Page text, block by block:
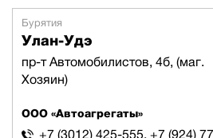
Бурятия
Улан-Удэ
пр-т Автомобилистов, 4б, (маг.
Хозяин)
ООО «Автоагрегаты»
+7 (3012) 425-555, +7 (924)